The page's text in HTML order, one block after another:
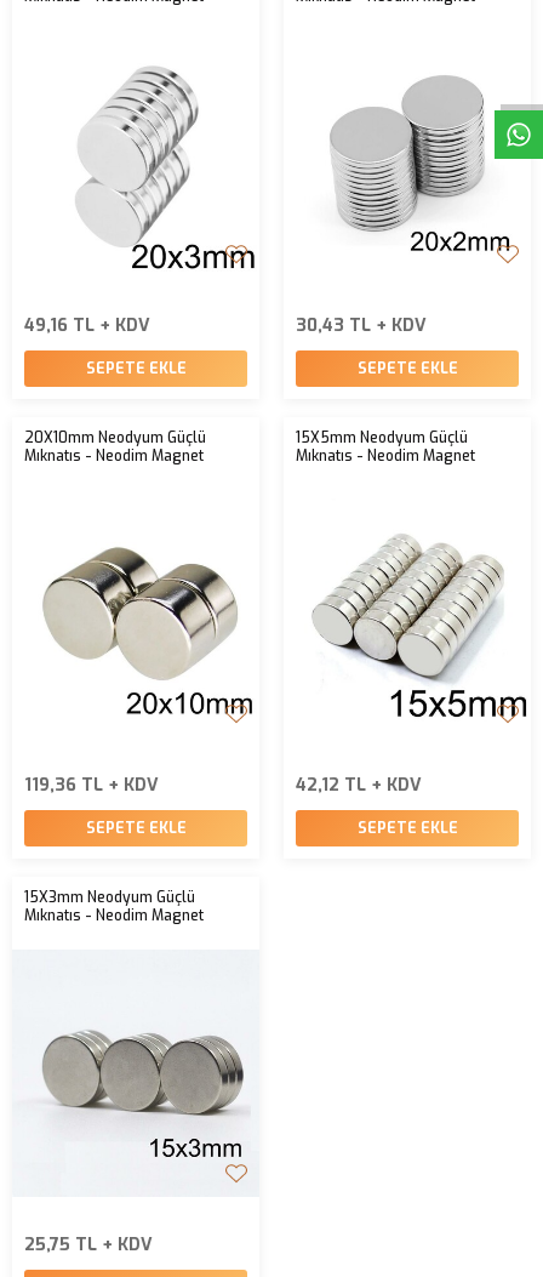
49,16 TL + KDV
SEPETE EKLE
30,43 TL + KDV
SEPETE EKLE
20X10mm Neodyum Güçlü
Mıknatıs - Neodim Magnet
119,36 TL + KDV
SEPETE EKLE
15X5mm Neodyum Güçlü
Mıknatıs - Neodim Magnet
42,12 TL + KDV
SEPETE EKLE
15X3mm Neodyum Güçlü
Mıknatıs - Neodim Magnet
25,75 TL + KDV